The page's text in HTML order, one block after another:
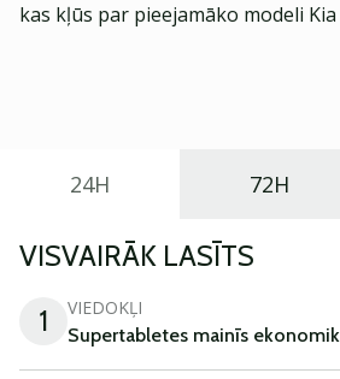
kas kļūs par pieejamāko modeli
24H 72H
VISVAIRĀK LASĪTS
1
VIEDOKĻI
Supertabletes mainīs